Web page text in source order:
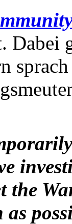
Dabei
the